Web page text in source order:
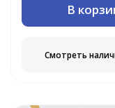
В
Смотреть